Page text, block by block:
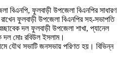
বিএনপি, ফুলবাড়ী উপজেলা বিএনপির সাধারণ
ফুলবাড়ী উপজেলা বিএনপির সহ-সভাপতি
দল ফুলবাড়ী উপজেলা শাখা, প্যানেল
দল মোঃ রবিউল ইসলাম।
যৌথ সভাটি জনসভায় পরিণত হয়। বিভিন্ন